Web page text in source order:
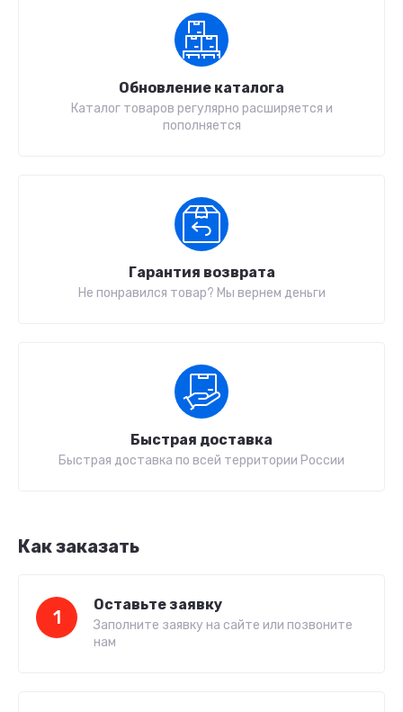
Обновление каталога
Каталог товаров регулярно расширяется и
пополняется
Гарантия возврата
Не понравился товар? Мы вернем деньги
Быстрая доставка
Быстрая доставка по всей территории России
Как заказать
1
Оставьте заявку
Заполните заявку на сайте или позвоните
нам